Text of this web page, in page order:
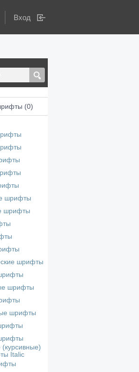
Вход
(0)
шрифты
шрифты
шрифты
шрифты
шрифты
Italic